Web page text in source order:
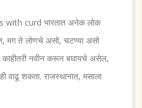
curd भारतात अनेक लोक
मग ते लोणचे असो, चटण्या असो
काहीतरी नवीन करून बघायचे असेल,
वाढू शकता. राजस्थानात, मसाला